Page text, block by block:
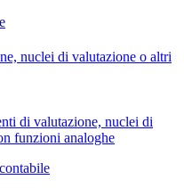
nuclei di valutazione o altri
di valutazione, nuclei di
funzioni analoghe